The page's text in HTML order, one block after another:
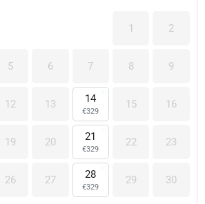
1 2
5 6 7 8 9
12 13 14
€329
15 16
19 20 21
€329
22 23
26 27 28
€329
29 30